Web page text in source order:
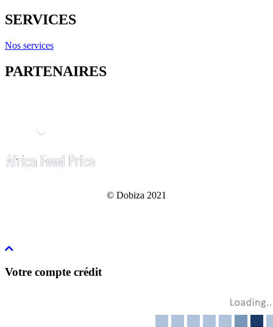
SERVICES
Nos services
PARTENAIRES
© Dobiza 2021
Votre compte crédit